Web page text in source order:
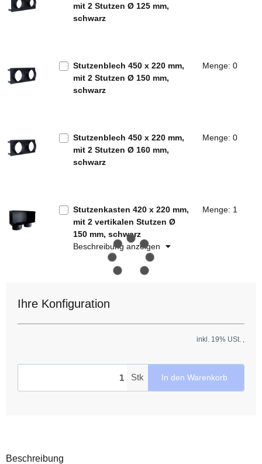
mit 2 Stutzen Ø 125 mm,
schwarz
Stutzenblech 450 x 220 mm,
mit 2 Stutzen Ø 150 mm,
schwarz
Menge: 0
Stutzenblech 450 x 220 mm,
mit 2 Stutzen Ø 160 mm,
schwarz
Menge: 0
Stutzenkasten 420 x 220 mm,
mit 2 vertikalen Stutzen Ø
150 mm, schwarz
Beschreibung anzeigen
Menge: 1
Ihre Konfiguration
inkl. 19% USt. ,
Stk In den Warenkorb
Beschreibung